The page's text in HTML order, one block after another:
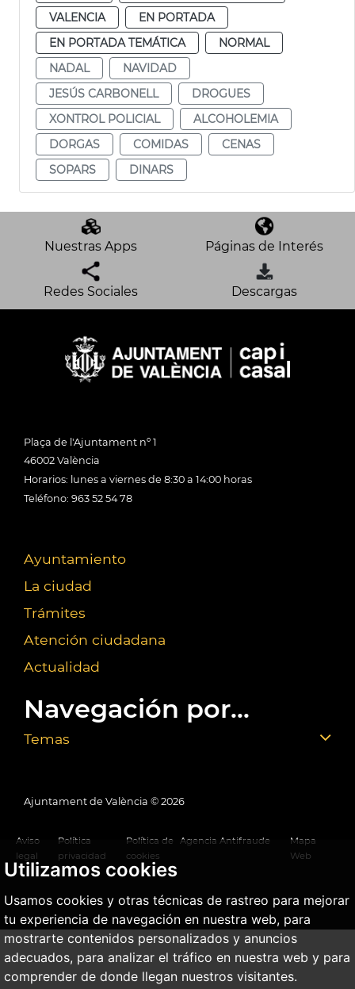
Utilizamos cookies
Usamos cookies y otras técnicas de rastreo para mejorar
tu experiencia de navegación en nuestra web, para
mostrarte contenidos personalizados y anuncios
adecuados, para analizar el tráfico en nuestra web y para
comprender de donde llegan nuestros visitantes.
VALENCIA
EN PORTADA
EN PORTADA TEMÁTICA
NORMAL
NADAL
NAVIDAD
JESÚS CARBONELL
DROGUES
XONTROL POLICIAL
ALCOHOLEMIA
DORGAS
COMIDAS
CENAS
SOPARS
DINARS
Nuestras Apps Páginas de Interés
Redes Sociales Descargas
Plaça de l'Ajuntament nº 1
46002 València
Horarios: lunes a viernes de 8:30 a 14:00 horas
Teléfono: 963 52 54 78
Ayuntamiento
La ciudad
Trámites
Atención ciudadana
Actualidad
Navegación por...
Temas
Ajuntament de València © 2026
Aviso
legal
Política
privacidad
Política de
cookies
Agencia Antifraude
Mapa
Web